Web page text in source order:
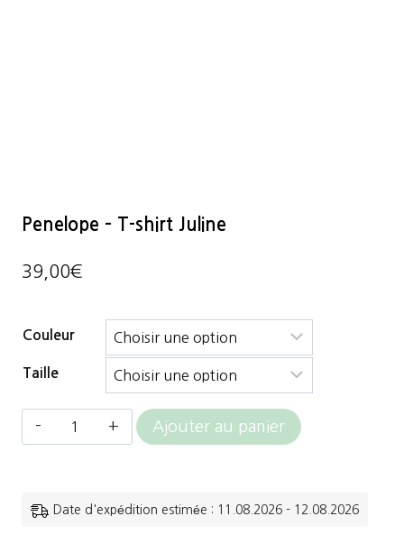
Penelope – T-shirt Juline
39,00€
Couleur
Taille
quantité
-
Ajouter au panier
Date d'expédition estimée : 11.08.2026 - 12.08.2026